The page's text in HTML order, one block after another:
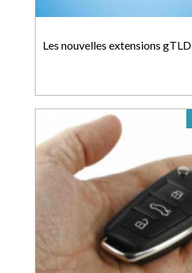
Les nouvelles extensions gTLD